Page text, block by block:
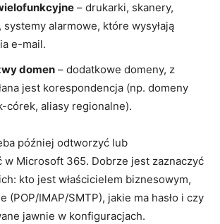
– drukarki, skanery,
systemy alarmowe, które wysyłają
e-mail.
domen – dodatkowe domeny, z
jest korespondencja (np. domeny
córek, aliasy regionalne).
później odtworzyć lub
w Microsoft 365. Dobrze jest zaznaczyć
kto jest właścicielem biznesowym,
(POP/IMAP/SMTP), jakie ma hasło i czy
jawnie w konfiguracjach.